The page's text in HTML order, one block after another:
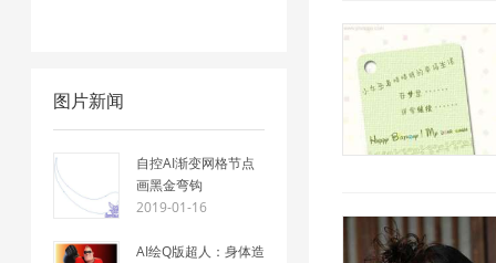
图片新闻
自控AI渐变网格节点
画黑金弯钩
2019-01-16
AI绘Q版超人：身体造